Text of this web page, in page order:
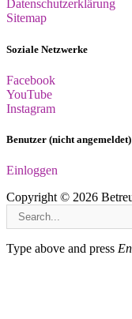
Datenschutzerklärung
Sitemap
Soziale Netzwerke
Facebook
YouTube
Instagram
Benutzer (nicht angemeldet)
Einloggen
Copyright © 2026
Type above and press